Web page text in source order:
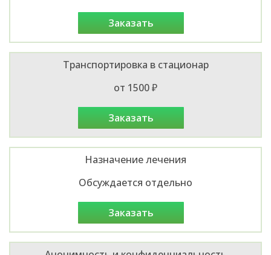
заказать
Транспортировка в стационар
от 1500 ₽
заказать
Назначение лечения
Обсуждается отдельно
заказать